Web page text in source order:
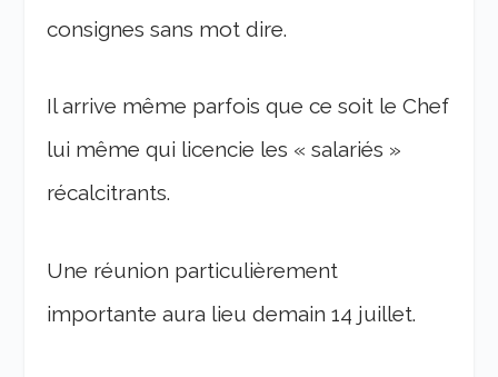
consignes sans mot dire.
Il arrive même parfois que ce soit le Chef
lui même qui licencie les « salariés »
récalcitrants.
Une réunion particulièrement
importante aura lieu demain 14 juillet.